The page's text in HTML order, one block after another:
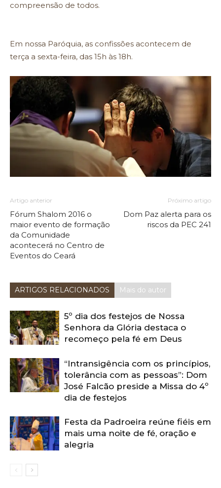
compreensão de todos.
Em nossa Paróquia, as confissões acontecem de
terça a sexta-feira, das 15h às 18h.
Artigo anterior
Fórum Shalom 2016 o
maior evento de formação
da Comunidade
acontecerá no Centro de
Eventos do Ceará
Próximo artigo
Dom Paz alerta para os
riscos da PEC 241
ARTIGOS RELACIONADOS Mais do autor
5º dia dos festejos de Nossa
Senhora da Glória destaca o
recomeço pela fé em Deus
“Intransigência com os princípios,
tolerância com as pessoas”: Dom
José Falcão preside a Missa do 4º
dia de festejos
Festa da Padroeira reúne fiéis em
mais uma noite de fé, oração e
alegria